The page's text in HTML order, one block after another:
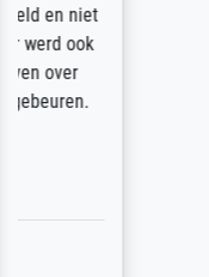
sorgfältig
unser letzter